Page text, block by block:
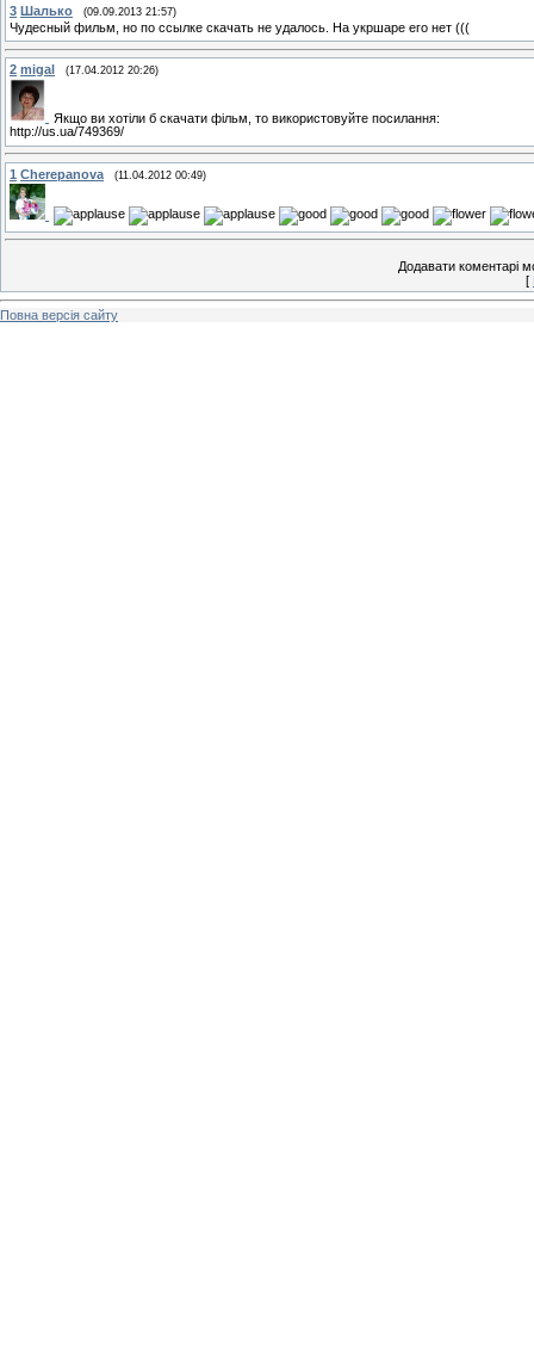
3 Шалько (09.09.2013 21:57)
Чудесный фильм, но по ссылке скачать не удалось. На укршаре его нет (((
2 migal (17.04.2012 20:26)
Якщо ви хотіли б скачати фільм, то використовуйте посилання:
http://us.ua/749369/
1 Cherepanova (11.04.2012 00:49)
Додавати коментарі
[
Повна версія сайту